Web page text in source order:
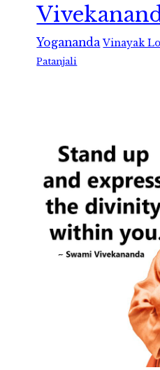
Yogananda Vinayak
Patanjali